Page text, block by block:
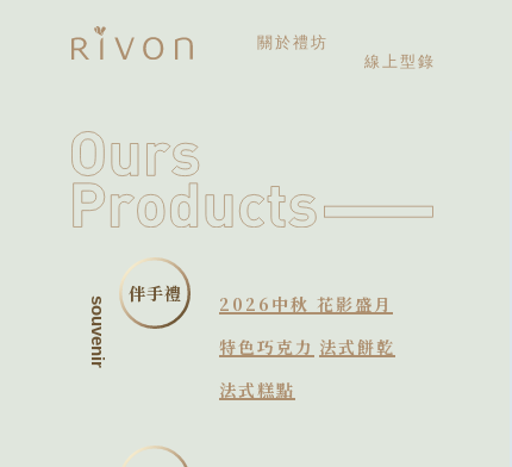
關於禮坊
線上型錄
souvenir
伴手禮
2026中秋 花影盛月
特色巧克力 法式餅乾
法式糕點